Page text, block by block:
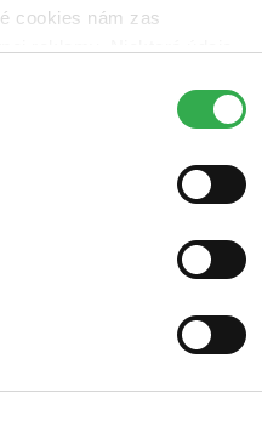
cookies nám zas
tieto cookies. Ďakujeme!